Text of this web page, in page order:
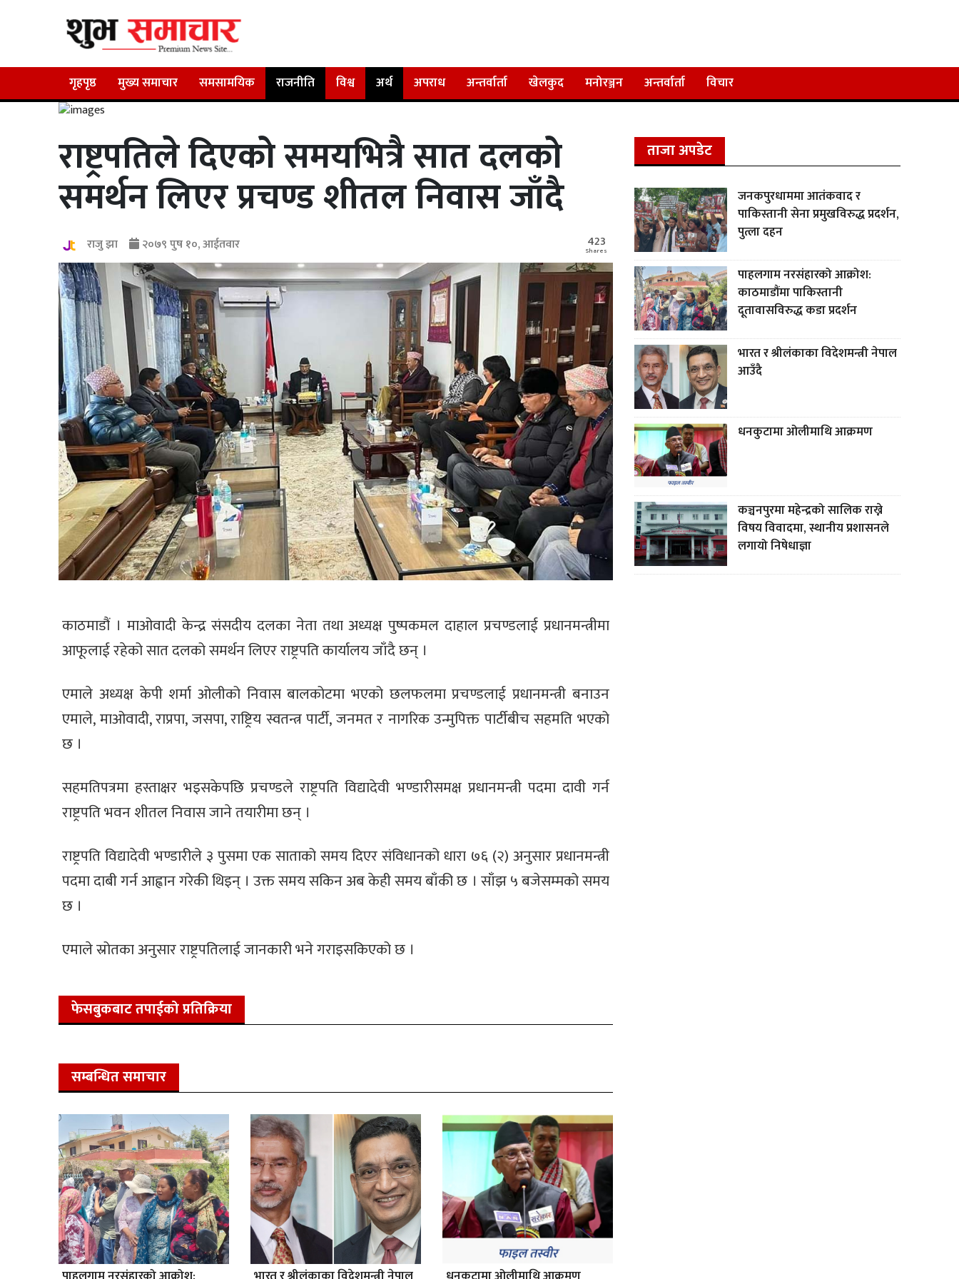
गृहपृष्ठ मुख्य समाचार समसामयिक राजनीति विश्व अर्थ अपराध अन्तर्वार्ता खेलकुद मनोरञ्जन अन्तर्वार्ता विचार
राष्ट्रपतिले दिएको समयभित्रै सात दलको
समर्थन लिएर प्रचण्ड शीतल निवास जाँदै
राजु झा २०७९ पुष १०, आईतवार 423
Shares
काठमाडौं । माओवादी केन्द्र संसदीय दलका नेता तथा अध्यक्ष पुष्पकमल दाहाल प्रचण्डलाई प्रधानमन्त्रीमा
आफूलाई रहेको सात दलको समर्थन लिएर राष्ट्रपति कार्यालय जाँदै छन् ।
एमाले अध्यक्ष केपी शर्मा ओलीको निवास बालकोटमा भएको छलफलमा प्रचण्डलाई प्रधानमन्त्री बनाउन
एमाले, माओवादी, राप्रपा, जसपा, राष्ट्रिय स्वतन्त्र पार्टी, जनमत र नागरिक उन्मुपिक्त पार्टीबीच सहमति भएको
छ ।
सहमतिपत्रमा हस्ताक्षर भइसकेपछि प्रचण्डले राष्ट्रपति विद्यादेवी भण्डारीसमक्ष प्रधानमन्त्री पदमा दावी गर्न
राष्ट्रपति भवन शीतल निवास जाने तयारीमा छन् ।
राष्ट्रपति विद्यादेवी भण्डारीले ३ पुसमा एक साताको समय दिएर संविधानको धारा ७६ (२) अनुसार प्रधानमन्त्री
पदमा दाबी गर्न आह्वान गरेकी थिइन् । उक्त समय सकिन अब केही समय बाँकी छ । साँझ ५ बजेसम्मको समय
छ ।
एमाले स्रोतका अनुसार राष्ट्रपतिलाई जानकारी भने गराइसकिएको छ ।
फेसबुकबाट तपाईको प्रतिक्रिया
सम्बन्धित समाचार
ताजा अपडेट
जनकपुरधाममा आतंकवाद र
पाकिस्तानी सेना प्रमुखविरुद्ध प्रदर्शन,
पुत्ला दहन
पाहलगाम नरसंहारको आक्रोश:
काठमाडौंमा पाकिस्तानी
दूतावासविरुद्ध कडा प्रदर्शन
भारत र श्रीलंकाका विदेशमन्त्री नेपाल
आउँदै
धनकुटामा ओलीमाथि आक्रमण
कञ्चनपुरमा महेन्द्रको सालिक राख्ने
विषय विवादमा, स्थानीय प्रशासनले
लगायो निषेधाज्ञा